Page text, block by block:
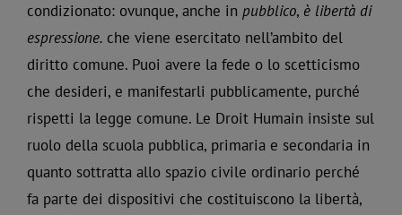
condizionato: ovunque, anche in pubblico, è libertà di
espressione. che viene esercitato nell’ambito del
diritto comune. Puoi avere la fede o lo scetticismo
che desideri, e manifestarli pubblicamente, purché
rispetti la legge comune. Le Droit Humain insiste sul
ruolo della scuola pubblica, primaria e secondaria in
quanto sottratta allo spazio civile ordinario perché
fa parte dei dispositivi che costituiscono la libertà,